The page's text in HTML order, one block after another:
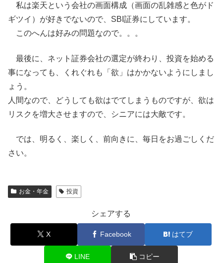
私は楽天という会社の画面構成（画面の乱雑感と色がド
ギツイ）が好きでないので、SBI証券にしています。
このへんは好みの問題なので。。。
最後に、ネット証券会社の選定が終わり、投資を始める
事になっても、くれぐれも「欲」はかかないようにしまし
ょう。
人間なので、どうしても欲はでてしまうものですが、欲は
リスクを増大させますので、シニアには大敵です。
では、明るく、楽しく、前向きに、毎日をお過ごしくだ
さい。
お金・年金 投資
シェアする
X Facebook はてブ
LINE コピー